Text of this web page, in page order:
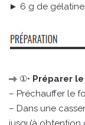
► 6 g de
①• Préparer
– Préchauffer le
– Dans une